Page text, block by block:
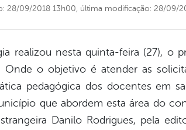
28/09/2018 13h00, última modificação: 28/09/
realizou nesta quinta-feira (27), o
Onde o objetivo é atender as
pedagógica dos docentes em
que abordem esta área do
Danilo Rodrigues, pela